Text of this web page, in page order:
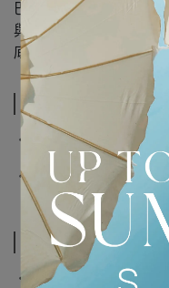
巴黎優雅為核心，融合
與配件系列，風格清新
底蘊與年輕感的法式時
規格說明
‧ 產地：波蘭
‧ 材質：100% 棉
運送方式
‧ 一般商品採用黑貓宅